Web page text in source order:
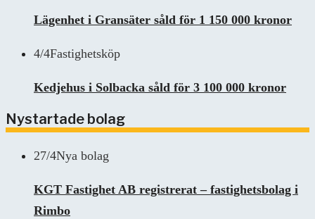
Lägenhet i Gransäter såld för 1 150 000 kronor
4/4Fastighetsköp
Kedjehus i Solbacka såld för 3 100 000 kronor
Nystartade bolag
27/4Nya bolag
KGT Fastighet AB registrerat – fastighetsbolag i
Rimbo